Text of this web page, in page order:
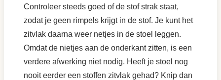
Controleer steeds goed of de stof strak staat,
zodat je geen rimpels krijgt in de stof. Je kunt het
zitvlak daarna weer netjes in de stoel leggen.
Omdat de nietjes aan de onderkant zitten, is een
verdere afwerking niet nodig. Heeft je stoel nog
nooit eerder een stoffen zitvlak gehad? Knip dan